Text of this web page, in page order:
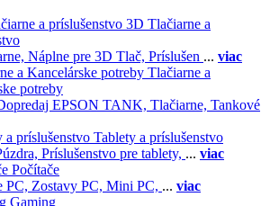
3D Tlačiarne a
Náplne pre 3D Tlač, Príslušen ... viac
Tlačiarne a
potreby
EPSON TANK, Tlačiarne, Tankové
Tablety a príslušenstvo
Príslušenstvo pre tablety, ... viac
Počítače
PC, Zostavy PC, Mini PC, ... viac
Gaming